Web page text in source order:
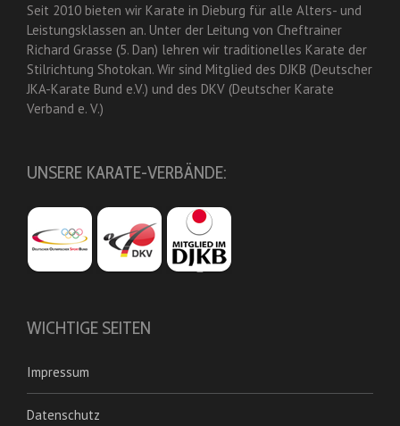
Seit 2010 bieten wir Karate in Dieburg für alle Alters- und
Leistungsklassen an. Unter der Leitung von Cheftrainer
Richard Grasse (5. Dan) lehren wir traditionelles Karate der
Stilrichtung Shotokan. Wir sind Mitglied des DJKB (Deutscher
JKA-Karate Bund e.V.) und des DKV (Deutscher Karate
Verband e. V.)
UNSERE KARATE-VERBÄNDE:
WICHTIGE SEITEN
Impressum
Datenschutz